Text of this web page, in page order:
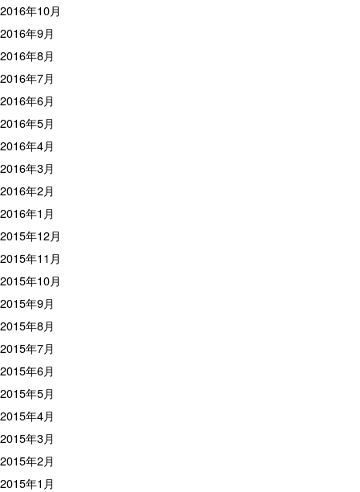
2016年10月
2016年9月
2016年8月
2016年7月
2016年6月
2016年5月
2016年4月
2016年3月
2016年2月
2016年1月
2015年12月
2015年11月
2015年10月
2015年9月
2015年8月
2015年7月
2015年6月
2015年5月
2015年4月
2015年3月
2015年2月
2015年1月